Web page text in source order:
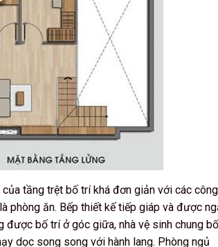
của tầng trệt bố trí khá đơn giản với các công
phòng ăn. Bếp thiết kế tiếp giáp và được
được bố trí ở góc giữa, nhà vệ sinh chung
dọc song song với hành lang. Phòng ngủ